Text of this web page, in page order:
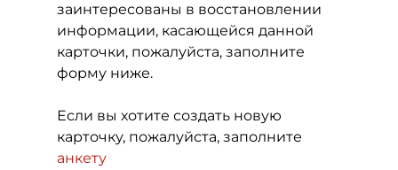
заинтересованы в восстановлении
информации, касающейся данной
карточки, пожалуйста, заполните
форму ниже.
Если вы хотите создать новую
карточку, пожалуйста, заполните
анкету